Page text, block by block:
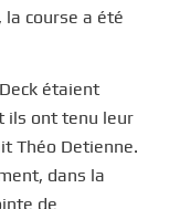
la course a été
étaient
ils ont tenu leur
Théo Detienne.
dans la
de